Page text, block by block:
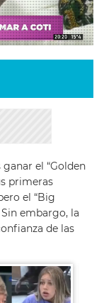
el “Golden
primeras
el “Big
embargo, la
de las